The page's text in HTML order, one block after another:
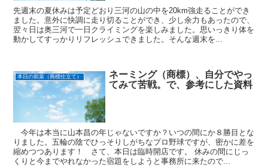
先週末の夏休みは予定どおり三河の山の中を20km強走ることができ
ました。意外に快調に走り切ることができ、少し余力もあったので、
翌々日は奥三河で一日クライミングを楽しみました。思いっきり体を
動かしてすっかりリフレッシュできました。そんな週末を...
本日の前菜（商標仕立て）
ネーミング（商標）、自分でやっ
てみて苦戦。で、参考にした資料
今年は本当に山本昌の年じゃないですか？いつの間にか８勝目とな
りました。五輪の陰でひっそりしがちなプロ野球ですが、密かに差を
縮めつつあります！ さて、本日は臨時開店です。 休みの間にじっ
くりと今までやれなかった宿題をしようと事務所に来たので...